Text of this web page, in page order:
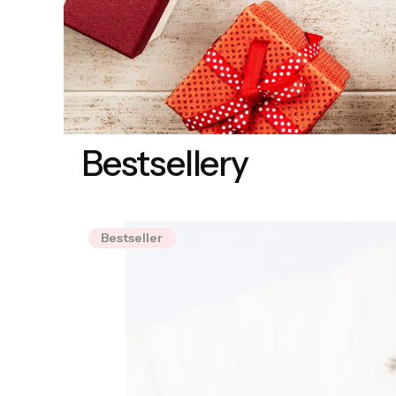
Bestsellery
Bestseller